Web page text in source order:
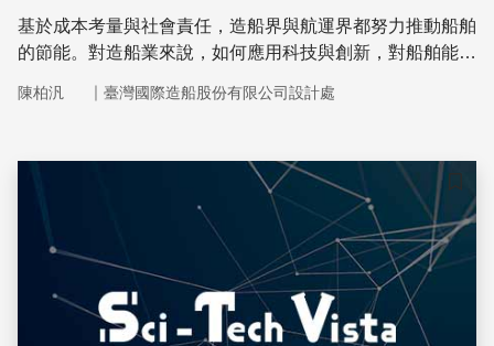
基於成本考量與社會責任，造船界與航運界都努力推動船舶
的節能。對造船業來說，如何應用科技與創新，對船舶能源
陳柏汎 ｜ 臺灣國際造船股份有限公司設計處
儲存